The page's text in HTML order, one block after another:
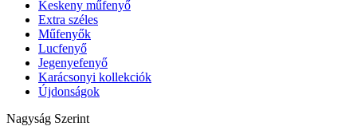
Keskeny műfenyő
Extra széles
Műfenyők
Lucfenyő
Jegenyefenyő
Karácsonyi kollekciók
Újdonságok
Nagyság Szerint